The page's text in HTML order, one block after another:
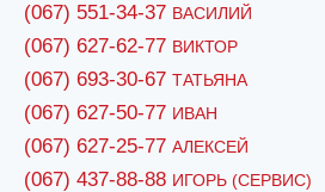
(067) 551-34-37 ВАСИЛИЙ
(067) 627-62-77 ВИКТОР
(067) 693-30-67 ТАТЬЯНА
(067) 627-50-77 ИВАН
(067) 627-25-77 АЛЕКСЕЙ
(067) 437-88-88 ИГОРЬ (СЕРВИС)